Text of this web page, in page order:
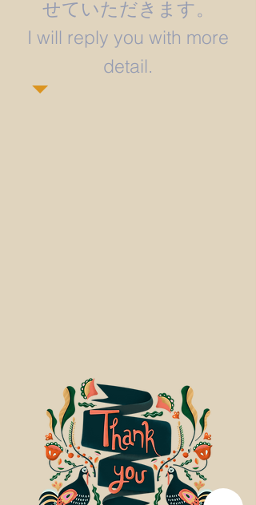
せていただきます。
​I will reply you with more
detail.